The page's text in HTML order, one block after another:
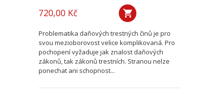
720,00 Kč
Problematika daňových trestných činů je pro
svou mezioborovost velice komplikovaná. Pro
pochopení vyžaduje jak znalost daňových
zákonů, tak zákonů trestních. Stranou nelze
ponechat ani schopnost...